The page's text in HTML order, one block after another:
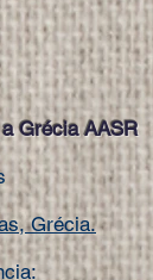
Grécia AASR
Grécia.